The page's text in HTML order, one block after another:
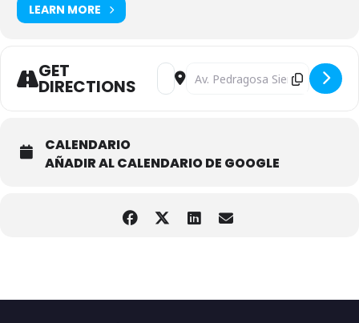
LEARN MORE
GET
DIRECTIONS
Address - KCU. XVIII Circuito
Destination Address - KCU.
CALENDARIO
AÑADIR AL CALENDARIO DE GOOGLE